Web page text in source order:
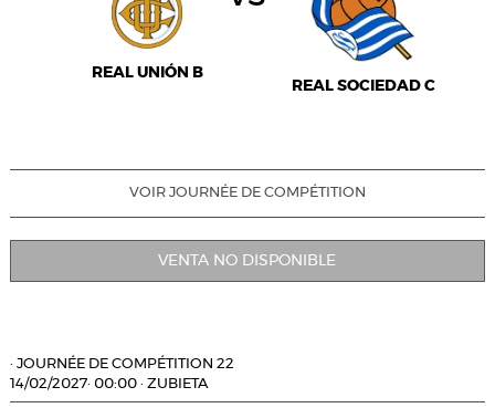
REAL UNIÓN B
REAL SOCIEDAD C
VOIR JOURNÉE DE COMPÉTITION
VENTA NO DISPONIBLE
· JOURNÉE DE COMPÉTITION 22
14/02/2027· 00:00 · ZUBIETA